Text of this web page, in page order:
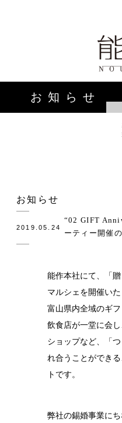
ー
ワ
ー
合わせ
能作の歴
と技
商品情報
ェ
の錫婚式
ラン
医療・
ケア
り組み
お知らせ
お知らせ
2019.05.24
“02 GIFT
ーティー開催
能作本社にて、「
マルシェを開催いた
富山県内全域のギ
飲食店が一堂に会
ショップなど、「
れ合うことができ
トです。
弊社の錫婚事業に